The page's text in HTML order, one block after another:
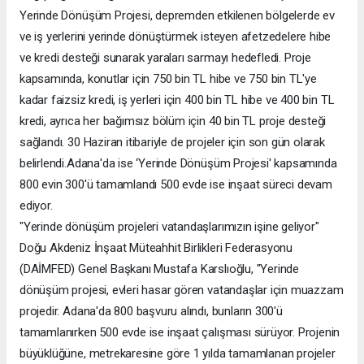
Yerinde Dönüşüm Projesi, depremden etkilenen bölgelerde ev
ve iş yerlerini yerinde dönüştürmek isteyen afetzedelere hibe
ve kredi desteği sunarak yaraları sarmayı hedefledi. Proje
kapsamında, konutlar için 750 bin TL hibe ve 750 bin TL'ye
kadar faizsiz kredi, iş yerleri için 400 bin TL hibe ve 400 bin TL
kredi, ayrıca her bağımsız bölüm için 40 bin TL proje desteği
sağlandı. 30 Haziran itibariyle de projeler için son gün olarak
belirlendi.Adana'da ise ‘Yerinde Dönüşüm Projesi' kapsamında
800 evin 300'ü tamamlandı 500 evde ise inşaat süreci devam
ediyor.
"Yerinde dönüşüm projeleri vatandaşlarımızın işine geliyor"
Doğu Akdeniz İnşaat Müteahhit Birlikleri Federasyonu
(DAİMFED) Genel Başkanı Mustafa Karslıoğlu, "Yerinde
dönüşüm projesi, evleri hasar gören vatandaşlar için muazzam
projedir. Adana'da 800 başvuru alındı, bunların 300'ü
tamamlanırken 500 evde ise inşaat çalışması sürüyor. Projenin
büyüklüğüne, metrekaresine göre 1 yılda tamamlanan projeler